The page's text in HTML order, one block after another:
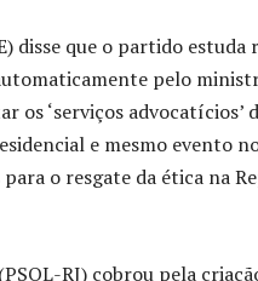
disse que o partido
pelo
‘serviços advocatícios’
e mesmo evento
o resgate da ética na
RJ) cobrou pela